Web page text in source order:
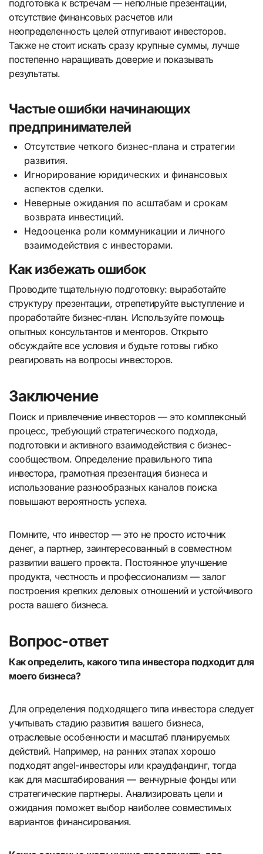
подготовка к встречам — неполные презентации,
отсутствие финансовых расчетов или
неопределенность целей отпугивают инвесторов.
Также не стоит искать сразу крупные суммы, лучше
постепенно наращивать доверие и показывать
результаты.
Частые ошибки начинающих
предпринимателей
Отсутствие четкого бизнес-плана и стратегии
развития.
Игнорирование юридических и финансовых
аспектов сделки.
Неверные ожидания по асштабам и срокам
возврата инвестиций.
Недооценка роли коммуникации и личного
взаимодействия с инвесторами.
Как избежать ошибок
Проводите тщательную подготовку: выработайте
структуру презентации, отрепетируйте выступление и
проработайте бизнес-план. Используйте помощь
опытных консультантов и менторов. Открыто
обсуждайте все условия и будьте готовы гибко
реагировать на вопросы инвесторов.
Заключение
Поиск и привлечение инвесторов — это комплексный
процесс, требующий стратегического подхода,
подготовки и активного взаимодействия с бизнес-
сообществом. Определение правильного типа
инвестора, грамотная презентация бизнеса и
использование разнообразных каналов поиска
повышают вероятность успеха.
Помните, что инвестор — это не просто источник
денег, а партнер, заинтересованный в совместном
развитии вашего проекта. Постоянное улучшение
продукта, честность и профессионализм — залог
построения крепких деловых отношений и устойчивого
роста вашего бизнеса.
Вопрос-ответ
Как определить, какого типа инвестора подходит для
моего бизнеса?
Для определения подходящего типа инвестора следует
учитывать стадию развития вашего бизнеса,
отраслевые особенности и масштаб планируемых
действий. Например, на ранних этапах хорошо
подходят angel-инвесторы или краудфандинг, тогда
как для масштабирования — венчурные фонды или
стратегические партнеры. Анализировать цели и
ожидания поможет выбор наиболее совместимых
вариантов финансирования.